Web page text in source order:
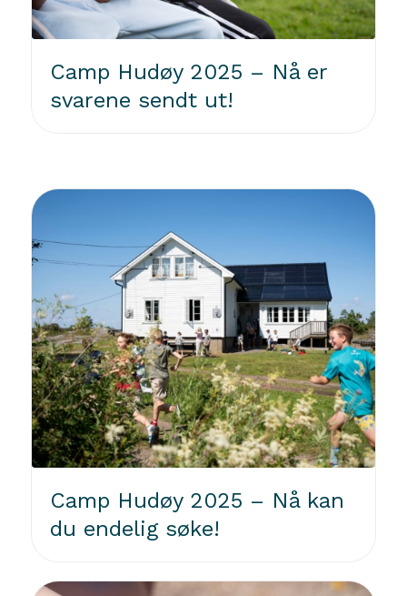
Camp Hudøy 2025 – Nå er
svarene sendt ut!
Camp Hudøy 2025 – Nå kan
du endelig søke!